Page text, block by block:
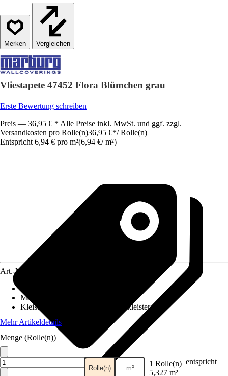
Vergleichen
Vliestapete 47452 Flora Blümchen grau
Erste Bewertung schreiben
Preis — 36,95 € * Alle Preise inkl. MwSt. und ggf. zzgl.
Versandkosten pro Rolle(n)36,95 €*/ Rolle(n)
Entspricht 6,94 € pro m²(6,94 €/ m²)
Art.-Nr.
Maße (BxH)
Kleisterempfehlung
Vliestapetenkleister
Mehr Artikeldetails
Menge (Rolle(n))
Rolle(n) m² 1 Rolle(n) entspricht
5,327 m²